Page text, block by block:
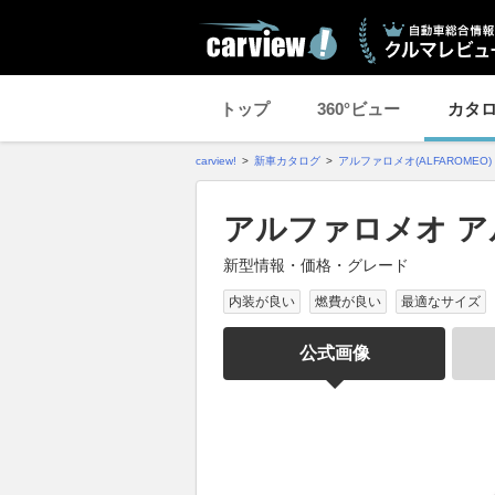
トップ 360°ビュー カタ
carview! 新車カタログ アルファロメオ(ALFAROMEO)
アルファロメオ
新型情報・価格・グレード
内装が良い 燃費が良い 最適なサイズ
公式画像